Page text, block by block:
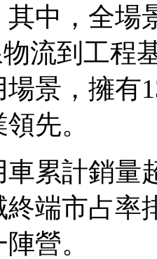
中，全場
流到工程
景，擁有
先。
計銷量超
端市占率
營。